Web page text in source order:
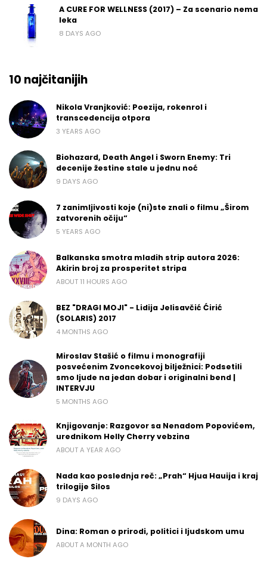
A CURE FOR WELLNESS (2017) – Za scenario nema
leka
8 DAYS AGO
10 najčitanijih
Nikola Vranjković: Poezija, rokenrol i
transcedencija otpora
3 YEARS AGO
Biohazard, Death Angel i Sworn Enemy: Tri
decenije žestine stale u jednu noć
9 DAYS AGO
7 zanimljivosti koje (ni)ste znali o filmu „Širom
zatvorenih očiju“
5 YEARS AGO
Balkanska smotra mladih strip autora 2026:
Akirin broj za prosperitet stripa
ABOUT 11 HOURS AGO
BEZ "DRAGI MOJI" - Lidija Jelisavčić Ćirić
(SOLARIS) 2017
4 MONTHS AGO
Miroslav Stašić o filmu i monografiji
posvećenim Zvoncekovoj bilježnici: Podsetili
smo ljude na jedan dobar i originalni bend |
INTERVJU
5 MONTHS AGO
Knjigovanje: Razgovor sa Nenadom Popovićem,
urednikom Helly Cherry vebzina
ABOUT A YEAR AGO
Nada kao poslednja reč: „Prah“ Hjua Hauija i kraj
trilogije Silos
9 DAYS AGO
Dina: Roman o prirodi, politici i ljudskom umu
ABOUT A MONTH AGO